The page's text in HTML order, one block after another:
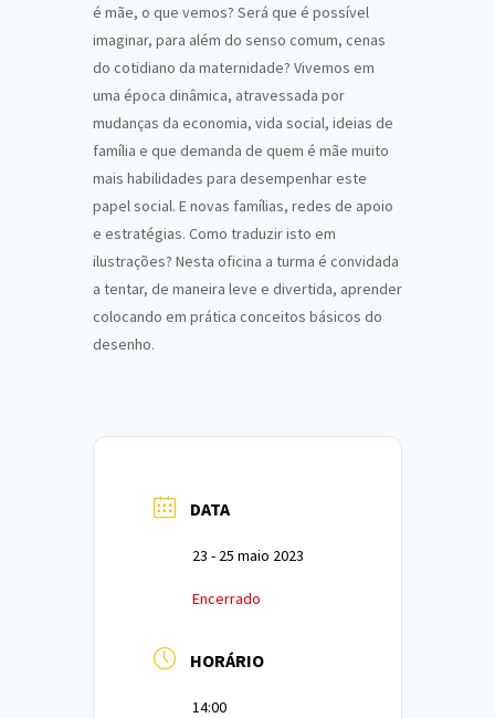
é mãe, o que vemos? Será que é possível
imaginar, para além do senso comum, cenas
do cotidiano da maternidade? Vivemos em
uma época dinâmica, atravessada por
mudanças da economia, vida social, ideias de
família e que demanda de quem é mãe muito
mais habilidades para desempenhar este
papel social. E novas famílias, redes de apoio
e estratégias. Como traduzir isto em
ilustrações? Nesta oficina a turma é convidada
a tentar, de maneira leve e divertida, aprender
colocando em prática conceitos básicos do
desenho.
DATA
23 - 25 maio 2023
Encerrado
HORÁRIO
14:00